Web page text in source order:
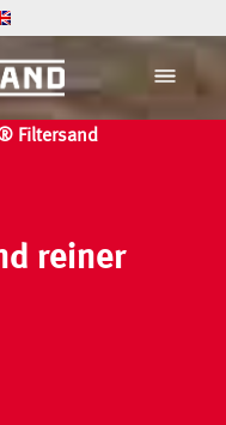
Filtersand
reiner